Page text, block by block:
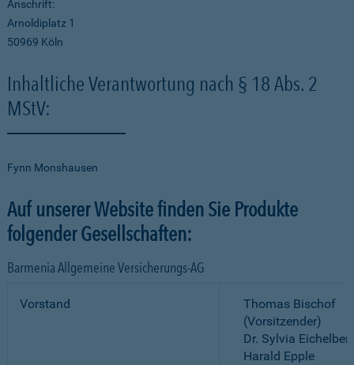
Anschrift:
Arnoldiplatz 1
50969 Köln
Inhaltliche Verantwortung nach § 18 Abs. 2
MStV:
Fynn Monshausen
Auf unserer Website finden Sie Produkte
folgender Gesellschaften:
Barmenia Allgemeine Versicherungs-AG
Vorstand
Thomas Bischof
(Vorsitzender)
Dr. Sylvia
Harald Epple